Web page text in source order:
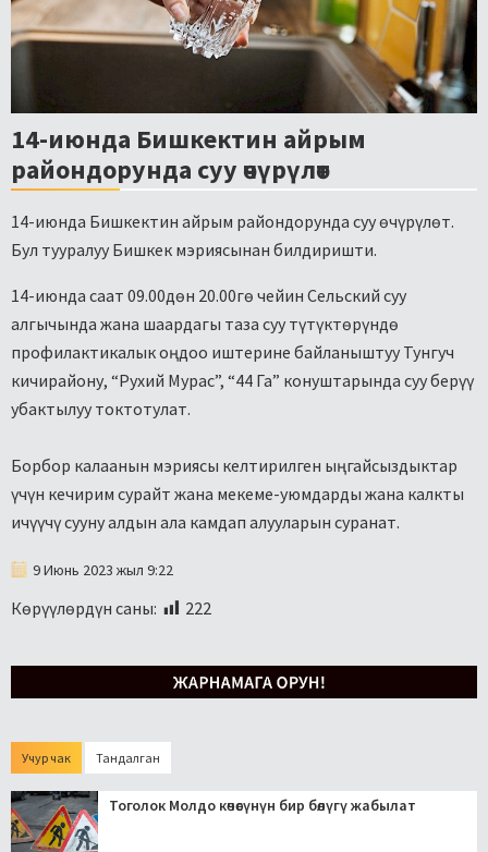
14-июнда Бишкектин айрым
райондорунда суу өчүрүлөт
14-июнда Бишкектин айрым райондорунда суу өчүрүлөт.
Бул тууралуу Бишкек мэриясынан билдиришти.
14-июнда саат 09.00дөн 20.00гө чейин Сельский суу
алгычында жана шаардагы таза суу түтүктөрүндө
профилактикалык оңдоо иштерине байланыштуу Тунгуч
кичирайону, “Рухий Мурас”, “44 Га” конуштарында суу берүү
убактылуу токтотулат.
Борбор калаанын мэриясы келтирилген ыңгайсыздыктар
үчүн кечирим сурайт жана мекеме-уюмдарды жана калкты
ичүүчү сууну алдын ала камдап алууларын суранат.
9 Июнь 2023 жыл 9:22
Көрүүлөрдүн саны: 222
Учур чак Тандалган
Тоголок Молдо көчөсүнүн бир бөлүгү жабылат